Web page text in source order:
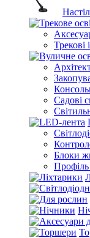
Трекові
Садові
Блоки
Профіль